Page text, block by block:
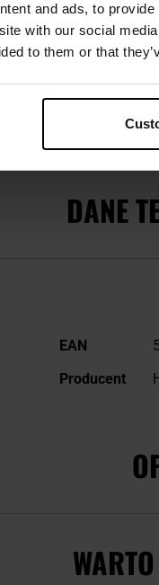
and ads, to
with our social
to them or that
:
nimfy w rozmiarze
w rozmiarze 5-
9 -11 mm.
DANE
Więcej
EAN
Producent